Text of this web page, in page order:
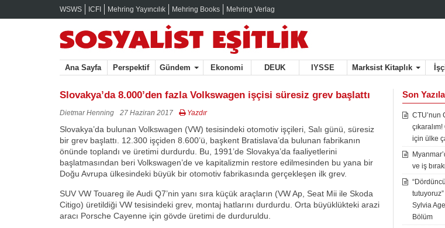
WSWS ICFI Mehring Yayıncılık Mehring Books Mehring Verlag
Ana Sayfa Perspektif Gündem Ekonomi DEUK IYSSE Marksist Kitaplık
Slovakya’da 8.000’den fazla Volkswagen işçisi süresiz grev başlattı
Dietmar Henning 27 Haziran 2017 Yazdır
Slovakya’da bulunan Volkswagen (VW) tesisindeki otomotiv işçileri, Salı günü, süresiz
bir grev başlattı. 12.300 işçiden 8.600’ü, başkent Bratislava’da bulunan fabrikanın
önünde toplandı ve üretimi durdurdu. Bu, 1991’de Slovakya’da faaliyetlerini
başlatmasından beri Volkswagen’de ve kapitalizmin restore edilmesinden bu yana bir
Doğu Avrupa ülkesindeki büyük bir otomotiv fabrikasında gerçekleşen ilk grev.
SUV VW Touareg ile Audi Q7’nin yanı sıra küçük araçların (VW Ap, Seat Mii ile Skoda
Citigo) üretildiği VW tesisindeki grev, montaj hatlarını durdurdu. Orta büyüklükteki arazi
aracı Porsche Cayenne için gövde üretimi de durduruldu.
Son
CTU’nun
için ülke
ve iş
tutuyoruz”
Sylvia
Bölüm